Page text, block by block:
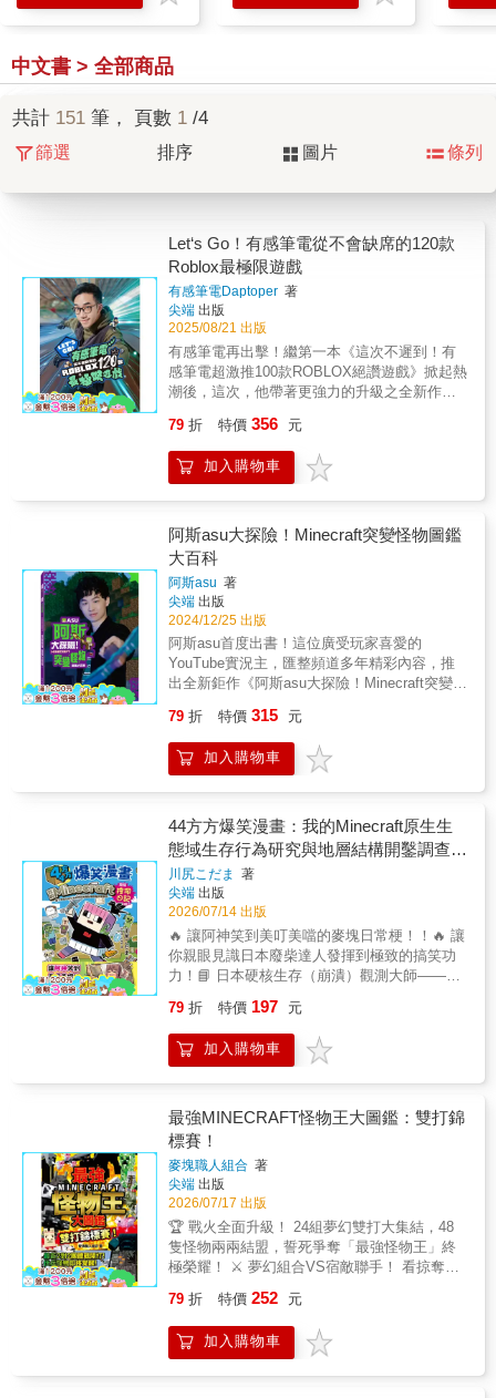
中文書 > 全部商品
共計 151 筆， 頁數 1 /4
篩選 排序 圖片 條列
Let‘s Go！有感筆電從不會缺席的120款
Roblox最極限遊戲
有感筆電Daptoper 著
尖端 出版
2025/08/21 出版
有感筆電再出擊！繼第一本《這次不遲到！有
感筆電超激推100款ROBLOX絕讚遊戲》掀起熱
潮後，這次，他帶著更強力的升級之全新作品
感筆電從不會缺席的120款Roblox最極限遊戲》
裡面的遊戲幾乎全都是上一本書沒有介紹的！
不只將書中內容蒐錄的遊戲數量從100款加碼到
Roblox玩家必備的究極寶典！ 身為Roblox中文
圈的第一位百萬訂閱級YouTuber，有感筆電憑
藉多年實況經驗與獨到的遊戲品味，這次再度
親自出馬，費時超多的時間與心血，精選出120
款風格各異的Roblox遊戲，並依照不同主題，
將遊戲區分為：最熱門、最極限、最好笑、最
驚悚、最神、最雷、最chill、最sus、最U質、
最感人勵志等十大類，每一款都收錄筆電的真
實心得、爆笑片段，以及驚呼不已的關卡經歷
與腦洞大開的神級操作。從新手到老手、從熱
在這本《Let&lsquo;s Go！有感筆電從不會缺
席的Roblox120款最極限遊戲》中一次獲得滿
足！ 驚喜再一發！本書好評再追加全新企劃：
筆電的私下故事與不為人知的心聲，包括：
【為什麼是「每週一、三、五」看有感筆
電？】 【如果有感筆電能自己開發遊戲，會製
作哪種類型的遊戲？】 【為何有感筆電總是穿
黑色衣服？】 【有感筆電成為百萬YouTuber的
心路歷程是什麼？】 這些從未公開的QA，只有
在這本書裡揭曉！讓粉絲更了解幕前幕後的有
感筆電，也讓玩家看見一位創作者對遊戲的熱
書會帶你跳進最刺激的實戰場；如果你是剛認
識有感筆電的新筆粉，這本書就是你快速跟上
他的最好捷徑！從遊戲到生活、從搞笑到感
動，有感筆電從不會缺席 ── 這就是最極限的
Roblox全攻略，Let&#39;s Go！！
79 折 特價 356 元
加入購物車
阿斯asu大探險！Minecraft突變怪物圖鑑
大百科
阿斯asu 著
尖端 出版
2024/12/25 出版
阿斯asu首度出書！這位廣受玩家喜愛的
YouTube實況主，匯整頻道多年精彩內容，推
出全新鉅作《阿斯asu大探險！Minecraft突變怪
超過120種Minecraft遊戲中的傳奇怪物，涵蓋
「自然突變」、「混種突變」、「極限突
變」、「魔法突變」、「神話突變」及「深淵
不可錯過的經典之作！ 阿斯的頻道以挑戰怪物
為核心，將遊戲世界中的危險與刺激轉化為有
趣的冒險。他從Minecraft生存系列起步，逐步
發展出以特殊方式挑戰強大敵人的風格，並因
此成為遊戲實況界的指標人物。本書完整呈現
阿斯如何運用創意與技巧，擊敗各種聞風喪膽
的怪物，並帶領讀者深入探索Minecraft的多樣
玩法與驚奇元素。 本書不僅是阿斯對頻道觀眾
的誠意回饋，更是全球首本Minecraft突變怪物
圖鑑大百科！無論是想追隨阿斯腳步挑戰自我
都能從中找到樂趣與啟發。快加入這場精采的
怪物冒險，與阿斯一起探索Minecraft的無限可
能吧！
79 折 特價 315 元
加入購物車
44方方爆笑漫畫：我的Minecraft原生生
態域生存行為研究與地層結構開鑿調查報
告：簡稱挖洞日記
川尻こだま
著
尖端 出版
2026/07/14 出版
🔥 讓阿神笑到美叮美噹的麥塊日常梗！！🔥 讓
你親眼見識日本廢柴達人發揮到極致的搞笑功
力！📘 日本硬核生存（崩潰）觀測大師——川
裝化為烏有」的黑色生存日記！• 【100% 還原
玩家的災難日常】：精確捕捉玩家在方塊世界
中「全套鑽石神裝掉進虛空與熔岩」的極致絕
老手的蠢萌操作】：明明是玩了四年的「資深
老鳥」，卻連「怎麼把馬從水裡撈上來」都還
在苦惱？書中滿載無數讓玩家們瘋狂點頭、感
同身受的「麥塊生存共鳴」。 💡 實驗者（作者
本人）自白： 「雖然這只是我的挖洞日記，但
為了紀念那些死得不明不白的裝備，我決定用
最嚴謹、最正經八百的學術規格，把這些悲劇
寫成一份偉大的地下開鑿調查報告……」 不論
您是身經百戰、熟練運用「殭屍流打法」的探
勘大師，還是連轉視角都不習慣的穴居新手，
間發現令人嘴角失守的爆笑盛宴！
79 折 特價 197 元
加入購物車
最強MINECRAFT怪物王大圖鑑：雙打錦
標賽！
麥塊職人組合 著
尖端 出版
2026/07/17 出版
🏆 戰火全面升級！ 24組夢幻雙打大集結，48
隻怪物兩兩結盟，誓死爭奪「最強怪物王」終
極榮耀！ ⚔️ 夢幻組合VS宿敵聯手！ 看掠奪者
跌破眼鏡大聯手，一隊比一隊還要強！ 🎭 戰局
多變，懸念拉滿！ 1+1可能不等於2！你預想中
的最強組合旋風使者與伏守者，真的能贏得最
79 折 特價 252 元
加入購物車